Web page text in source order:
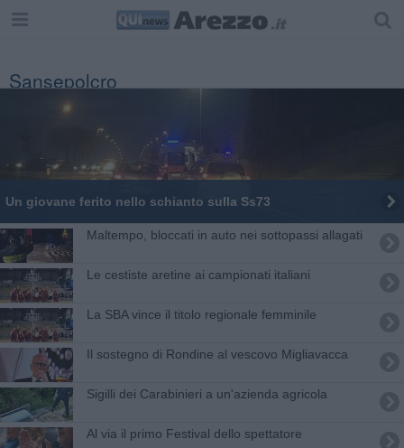
Sansepolcro
Un giovane ferito nello schianto sulla Ss73
Maltempo, bloccati in auto nei sottopassi allagati
Le cestiste aretine ai campionati italiani
​La SBA vince il titolo regionale femminile
Il sostegno di Rondine al vescovo Migliavacca
Sigilli dei Carabinieri a un'azienda agricola
Al via il primo Festival dello spettatore